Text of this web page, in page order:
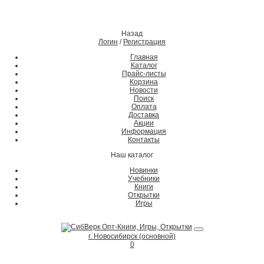
Назад
Логин / Регистрация
Главная
Каталог
Прайс-листы
Корзина
Новости
Поиск
Оплата
Доставка
Акции
Информация
Контакты
Наш каталог
Новинки
Учебники
Книги
Открытки
Игры
г. Новосибирск (основной)
0